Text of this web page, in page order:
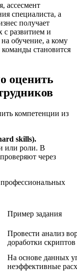
ассесмент
специалиста, а
получает
с развитием и
обучение, а кому
становится
оценить
компетенции из
skills).
или роли. В
через
Пример задания
Провести анализ
доработки
На основе данных
неэффективные